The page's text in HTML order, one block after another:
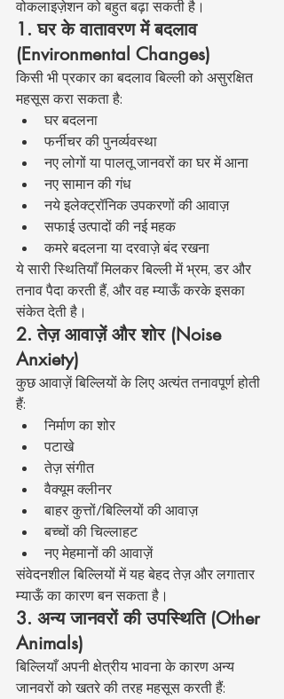
वोकलाइज़ेशन को बहुत बढ़ा सकती है।
1. घर के वातावरण में बदलाव
(Environmental Changes)
किसी भी प्रकार का बदलाव बिल्ली को असुरक्षित
महसूस करा सकता है:
घर बदलना
फर्नीचर की पुनर्व्यवस्था
नए लोगों या पालतू जानवरों का घर में आना
नए सामान की गंध
नये इलेक्ट्रॉनिक उपकरणों की आवाज़
सफाई उत्पादों की नई महक
कमरे बदलना या दरवाज़े बंद रखना
ये सारी स्थितियाँ मिलकर बिल्ली में भ्रम, डर और
तनाव पैदा करती हैं, और वह म्याऊँ करके इसका
संकेत देती है।
2. तेज़ आवाज़ें और शोर (Noise
Anxiety)
कुछ आवाज़ें बिल्लियों के लिए अत्यंत तनावपूर्ण होती
हैं:
निर्माण का शोर
पटाखे
तेज़ संगीत
वैक्यूम क्लीनर
बाहर कुत्तों/बिल्लियों की आवाज़
बच्चों की चिल्लाहट
नए मेहमानों की आवाज़ें
संवेदनशील बिल्लियों में यह बेहद तेज़ और लगातार
म्याऊँ का कारण बन सकता है।
3. अन्य जानवरों की उपस्थिति (Other
Animals)
बिल्लियाँ अपनी क्षेत्रीय भावना के कारण अन्य
जानवरों को खतरे की तरह महसूस करती हैं: